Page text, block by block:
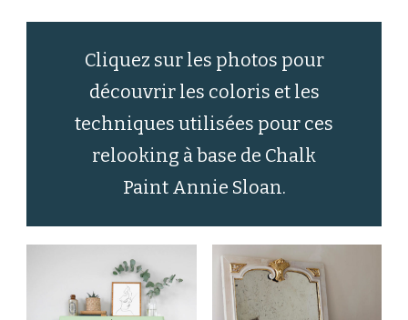
Cliquez sur les photos pour
découvrir les coloris et les
techniques utilisées pour ces
relooking à base de Chalk
Paint Annie Sloan.